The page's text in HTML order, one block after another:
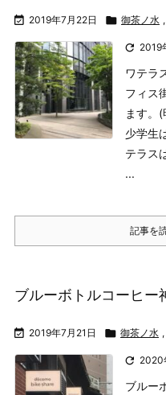
 2019年7月22日  御茶ノ水 ,
 2019
ワテラ
フィス
ます。
少学生
テラス
...
記事を
ブルーボトルコーヒー
 2019年7月21日  御茶ノ水 ,
 2020
ブルー